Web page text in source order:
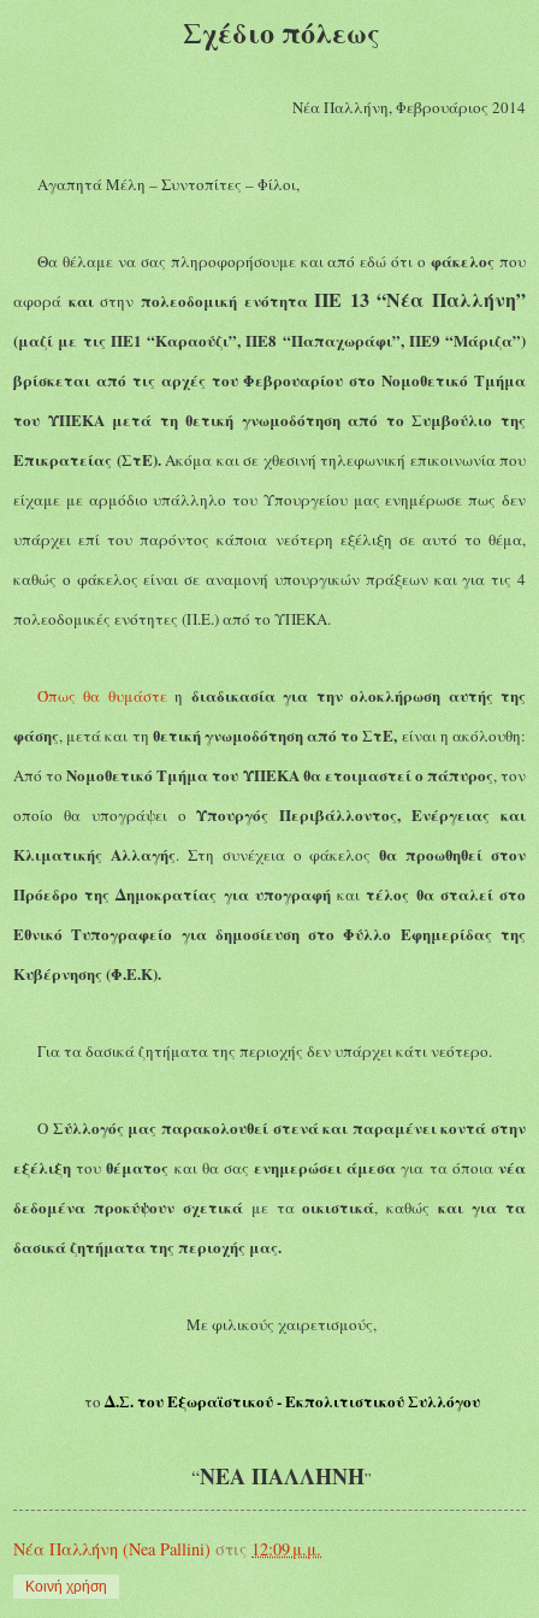
Σχέδιο πόλεως
ΝέαΠαλλήνη, Φεβρουάριος 2014
ΑγαπητάΜέλη – Συντοπίτες – Φίλοι,
Θα θέλαμε να σας πληροφορήσουμε και από εδώ ότιοφάκελος που
αφορά καιστην πολεοδομική ενότηταΠΕ 13 “Νέα Παλλήνη”
(μαζί με τις ΠΕ1 “Καραούζι”, ΠΕ8 “Παπαχωράφι”, ΠΕ9 “Μάριζα”)
βρίσκεται από τις αρχές του Φεβρουαρίουστο Νομοθετικό Τμήμα
του ΥΠΕΚΑ μετά τη θετική γνωμοδότηση από τοΣυμβούλιο της
Επικρατείας (ΣτΕ).Ακόμα και σε χθεσινή τηλεφωνική επικοινωνία που
είχαμε με αρμόδιο υπάλληλο του Υπουργείου μας ενημέρωσε πως δεν
υπάρχει επί του παρόντος κάποια νεότερη εξέλιξη σε αυτό το θέμα,
καθώς ο φάκελος είναι σε αναμονή υπουργικών πράξεων και για τις 4
πολεοδομικές ενότητες (Π.Ε.) από το ΥΠΕΚΑ.
Όπως θα θυμάστεη διαδικασία για την ολοκλήρωση αυτής της
φάσης, μετά και τη θετική γνωμοδότηση από το ΣτΕ, είναι η ακόλουθη:
Από το ΝομοθετικόTμήμα του ΥΠΕΚΑ θα ετοιμαστείο πάπυρος,τον
οποίο θα υπογράψει οΥπουργός Περιβάλλοντος, Ενέργειας και
Κλιματικής Αλλαγής.Στη συνέχεια ο φάκελοςθα προωθηθεί στον
Πρόεδρο της Δημοκρατίας για υπογραφή καιτέλος θα σταλεί στο
Εθνικό Τυπογραφείο για δημοσίευση στο Φύλλο Εφημερίδας της
Κυβέρνησης (Φ.Ε.Κ).
Για τα δασικά ζητήματα της περιοχής δεν υπάρχει κάτι νεότερο.
Ο Σύλλογός μας παρακολουθεί στενά και παραμένει κοντά στην
εξέλιξη τουθέματος και θα σαςενημερώσει άμεσα για τα όποιανέα
δεδομένα προκύψουν σχετικάμε ταοικιστικά, καθώς και για τα
δασικά ζητήματα της περιοχής μας.
Με φιλικούς χαιρετισμούς,
τοΔ.Σ. του Εξωραϊστικού - Εκπολιτιστικού Συλλόγου
“ΝΕΑ ΠΑΛΛΗΝΗ”
Νέα Παλλήνη (Nea Pallini) στις 12:09 μ.μ.
Κοινή χρήση